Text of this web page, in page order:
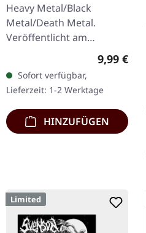
Heavy Metal/Black
Metal/Death Metal.
Veröffentlicht am
19.01.2002, auf Supreme
Chaos Records. CD im
Jewelcase. Neuauflage mit
neuem Artwork,…
9,99 €
Sofort verfügbar,
Lieferzeit: 1-2 Werktage
HINZUFÜGEN
Limited